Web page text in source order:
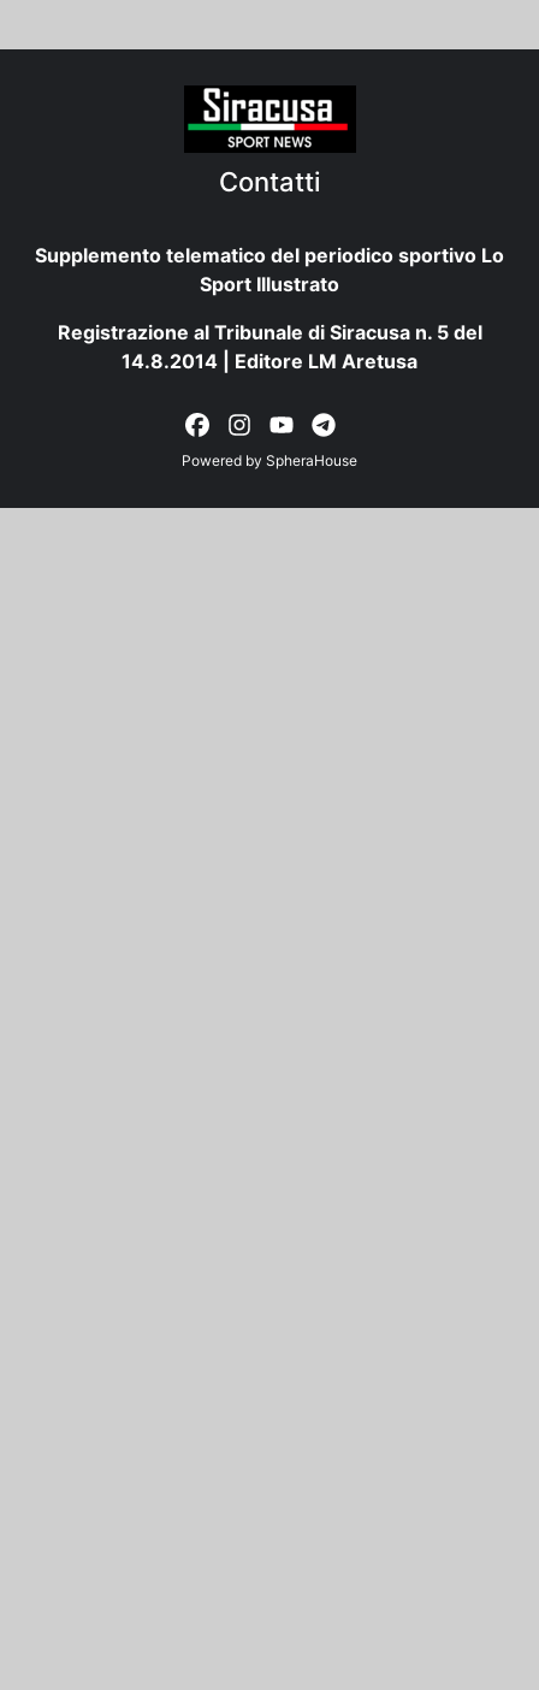
Contatti
Supplemento telematico del periodico sportivo Lo
Sport Illustrato
Registrazione al Tribunale di Siracusa n. 5 del
14.8.2014 | Editore LM Aretusa
Powered by SpheraHouse